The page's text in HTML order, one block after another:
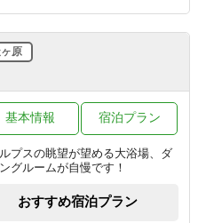
円/人/泊 ～
喫！【一人旅】
食付き
円/人/泊 ～
食付プラン】23時までチェックイ
山里朝食と天然かけ流し温泉
高原】
原
プスの眺望が望める大浴場、ダ
グルームが自慢です！
基本情報 宿泊プラン
おすすめ宿泊プラン